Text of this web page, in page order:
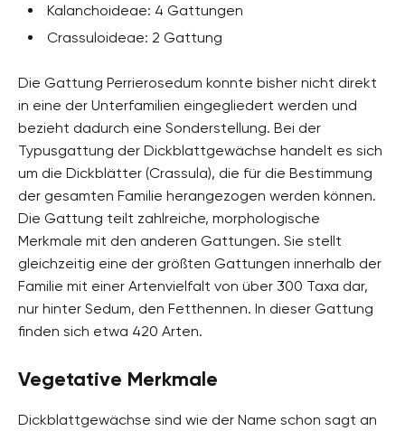
Kalanchoideae: 4 Gattungen
Crassuloideae: 2 Gattung
Die Gattung Perrierosedum konnte bisher nicht direkt
in eine der Unterfamilien eingegliedert werden und
bezieht dadurch eine Sonderstellung. Bei der
Typusgattung der Dickblattgewächse handelt es sich
um die Dickblätter (Crassula), die für die Bestimmung
der gesamten Familie herangezogen werden können.
Die Gattung teilt zahlreiche, morphologische
Merkmale mit den anderen Gattungen. Sie stellt
gleichzeitig eine der größten Gattungen innerhalb der
Familie mit einer Artenvielfalt von über 300 Taxa dar,
nur hinter Sedum, den Fetthennen. In dieser Gattung
finden sich etwa 420 Arten.
Vegetative Merkmale
Dickblattgewächse sind wie der Name schon sagt an